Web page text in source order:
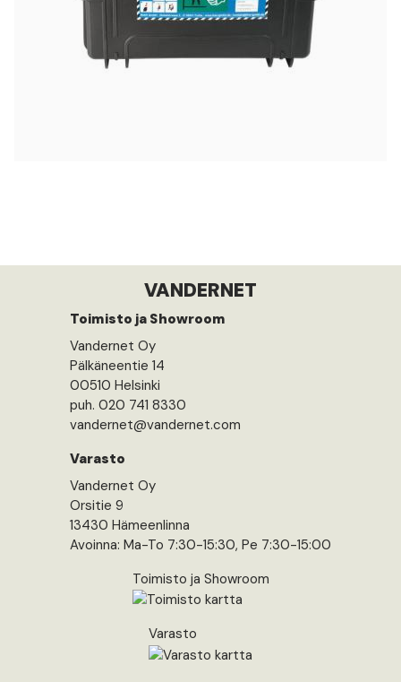
VANDERNET
Toimisto ja Showroom
Vandernet Oy
Pälkäneentie 14
00510 Helsinki
puh. 020 741 8330
vandernet@vandernet.com
Varasto
Vandernet Oy
Orsitie 9
13430 Hämeenlinna
Avoinna: Ma-To 7:30-15:30, Pe 7:30-15:00
Toimisto ja Showroom
Varasto